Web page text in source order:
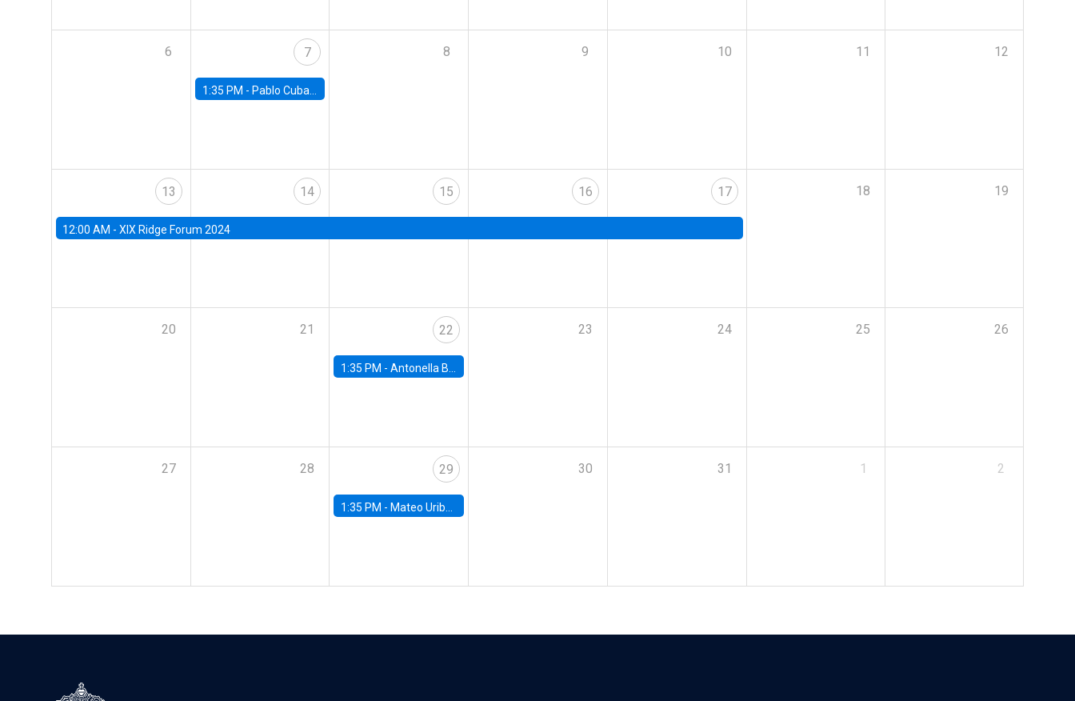
6 7
1:35 PM - Pablo Cuba, FED Board
8 9 10 11 12
13
12:00 AM - XIX Ridge Forum 2024
14 15 16 17 18 19
20 21 22
1:35 PM -Antonella Bancalari, Institute for Fiscal Studies (IFS) and Research Associate at University College London (UCL)
23 24 25 26
27 28 29
1:35 PM - Mateo Uribe-Castro, Universidad de los Andes (Colombia)
30 31 1 2